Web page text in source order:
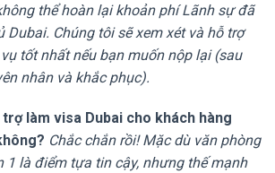
thể hoàn lại khoản phí Lãnh sự đã
Dubai. Chúng tôi sẽ xem xét và hỗ trợ
tốt nhất nếu bạn muốn nộp lại (sau
nhân và khắc phục).
làm visa Dubai cho khách hàng
Chắc chắn rồi! Mặc dù văn phòng
1 là điểm tựa tin cậy, nhưng thế mạnh